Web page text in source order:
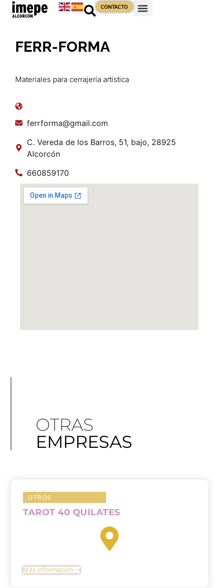
CONTACTO
FERR-FORMA
Materiales para cerrajería artística
ferrforma@gmail.com
C. Vereda de los Barros, 51, bajo, 28925
Alcorcón
660859170
OTRAS
EMPRESAS
OTROS
TAROT 40 QUILATES
Más información